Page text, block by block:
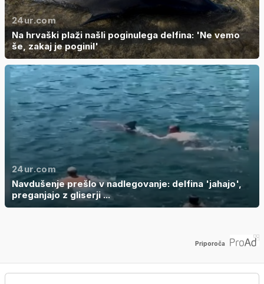
24ur.com
Na hrvaški plaži našli poginulega delfina: 'Ne vemo
še, zakaj je poginil'
24ur.com
Navdušenje prešlo v nadlegovanje: delfina 'jahajo',
preganjajo z gliserji ...
Priporoča